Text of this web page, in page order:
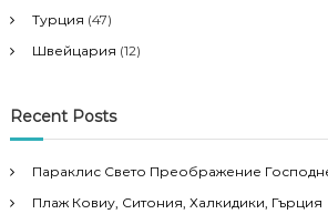
Турция (47)
Швейцария (12)
Recent Posts
Параклис Свето Преображение
Плаж Ковиу, Ситония, Халкидики, Гърция